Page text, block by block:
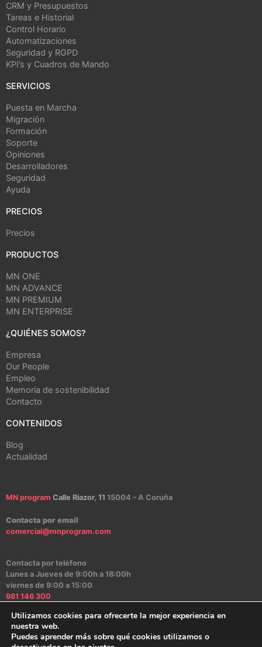
CRM y Presupuestos
Tareas e Historial
Control Horario
Automatizaciones
Seguridad y RGPD
KPI’s y Cuadros de Mando
SERVICIOS
Puesta en Marcha
Migración
Formación
Soporte
Opiniones
Desarrolladores
Seguridad
Ayuda
PRECIOS
Precios
PRODUCTOS
MN ONE
MN ADVANCE
MN PREMIUM
MN ENTERPRISE
¿QUIÉNES SOMOS?
Empresa
Our People
Empleo
Memoria de sostenibilidad
Contacto
CONTENIDOS
Blog
Actualidad
MN program Calle Riazor, 11 15004 – A Coruña
Contacta por email
comercial@mnprogram.com
Contacta por teléfono
Lunes a Jueves de 9:00h a 18:00h
viernes de 9:00 a 15:00
981 146 300
Aviso Legal|Política de Privacidad |Política de Cookies| Canal Ético
Utilizamos cookies para ofrecerte la mejor experiencia en
nuestra web.
Puedes aprender más sobre qué cookies utilizamos o